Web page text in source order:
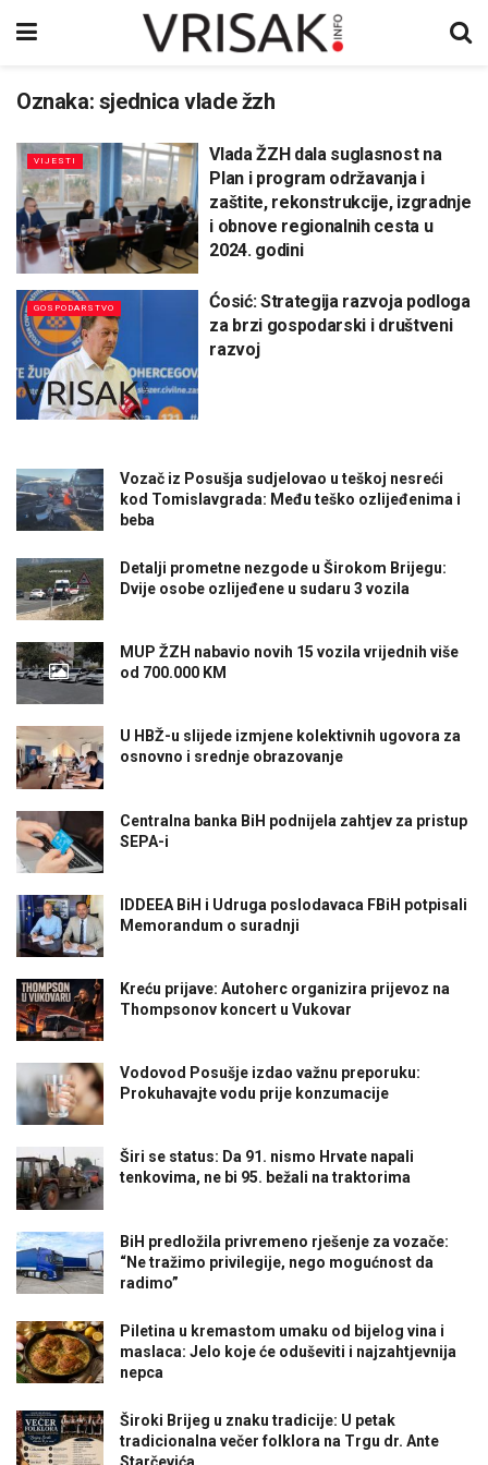
Oznaka: sjednica vlade žzh
VIJESTI
Vlada ŽZH dala suglasnost na
Plan i program održavanja i
zaštite, rekonstrukcije, izgradnje
i obnove regionalnih cesta u
2024. godini
GOSPODARSTVO
Ćosić: Strategija razvoja podloga
za brzi gospodarski i društveni
razvoj
Vozač iz Posušja sudjelovao u teškoj nesreći
kod Tomislavgrada: Među teško ozlijeđenima i
beba
Detalji prometne nezgode u Širokom Brijegu:
Dvije osobe ozlijeđene u sudaru 3 vozila
MUP ŽZH nabavio novih 15 vozila vrijednih više
od 700.000 KM
U HBŽ-u slijede izmjene kolektivnih ugovora za
osnovno i srednje obrazovanje
Centralna banka BiH podnijela zahtjev za pristup
SEPA-i
IDDEEA BiH i Udruga poslodavaca FBiH potpisali
Memorandum o suradnji
Kreću prijave: Autoherc organizira prijevoz na
Thompsonov koncert u Vukovar
Vodovod Posušje izdao važnu preporuku:
Prokuhavajte vodu prije konzumacije
Širi se status: Da 91. nismo Hrvate napali
tenkovima, ne bi 95. bežali na traktorima
BiH predložila privremeno rješenje za vozače:
“Ne tražimo privilegije, nego mogućnost da
radimo”
Piletina u kremastom umaku od bijelog vina i
maslaca: Jelo koje će oduševiti i najzahtjevnija
nepca
Široki Brijeg u znaku tradicije: U petak
tradicionalna večer folklora na Trgu dr. Ante
Starčevića